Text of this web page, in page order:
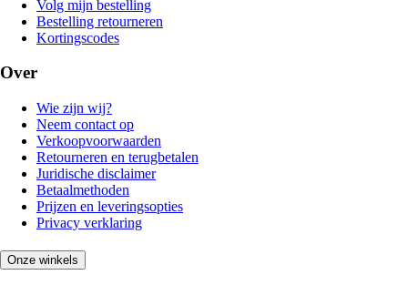
Volg mijn bestelling
Bestelling retourneren
Kortingscodes
Over
Wie zijn wij?
Neem contact op
Verkoopvoorwaarden
Retourneren en terugbetalen
Juridische disclaimer
Betaalmethoden
Prijzen en leveringsopties
Privacy verklaring
Onze winkels